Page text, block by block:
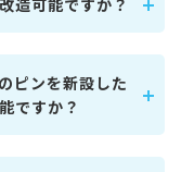
造可能ですか？
ピンを新設した
ですか？